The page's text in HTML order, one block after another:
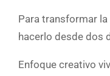
Para transformar
hacerlo desde dos
Enfoque creativo